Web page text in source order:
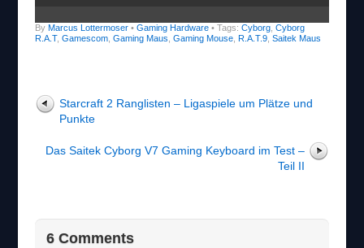
By Marcus Lottermoser• Gaming Hardware • Tags: Cyborg, Cyborg
R.A.T, Gamescom, Gaming Maus Gaming Mouse, R.A.T.9, Saitek Maus
Starcraft 2 Ranglisten – Ligaspiele um Plätze und
Punkte
Das Saitek Cyborg V7 Gaming Keyboard im Test –
Teil II
6 Comments